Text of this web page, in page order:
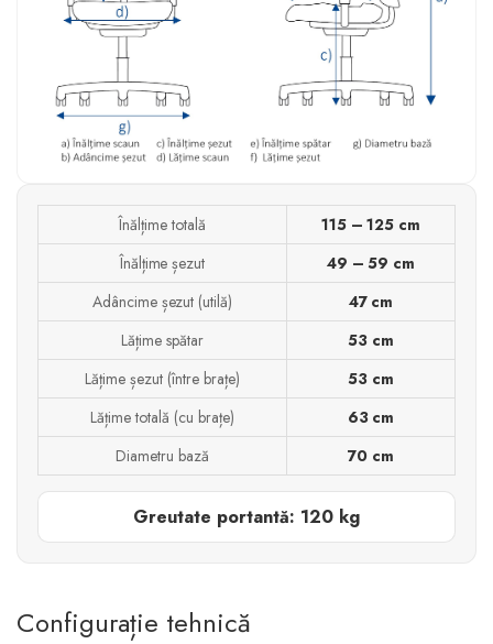
Înălțime totală
115 – 125 cm
Înălțime șezut
49 – 59 cm
Adâncime șezut (utilă)
47 cm
Lățime spătar
53 cm
Lățime șezut (între brațe)
53 cm
Lățime totală (cu brațe)
63 cm
Diametru bază
70 cm
Greutate portantă: 120 kg
Configurație tehnică